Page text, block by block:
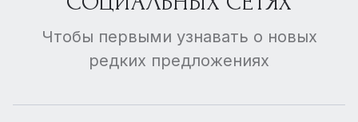
Чтобы первыми узнавать о новых
редких предложениях